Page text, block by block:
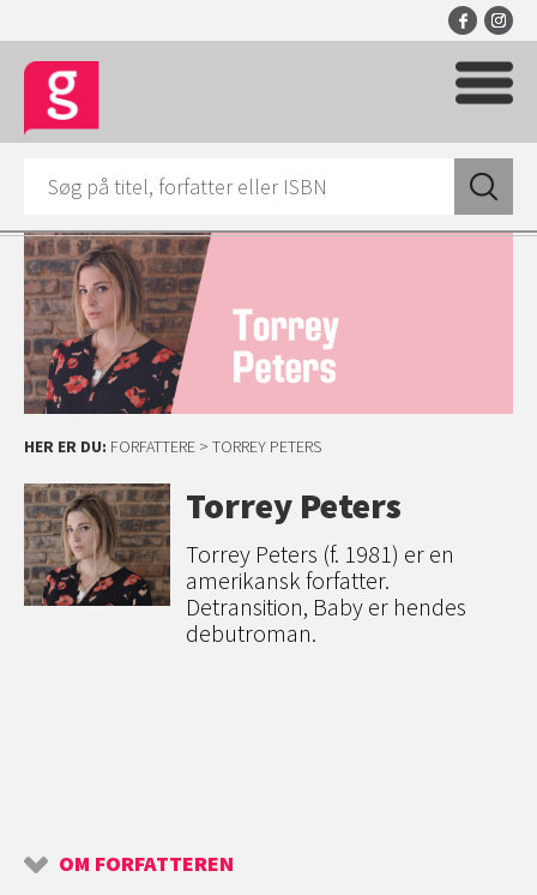
HER ER DU: FORFATTERE > TORREY PETERS
Torrey Peters
Torrey Peters (f. 1981) er en
amerikansk forfatter.
Detransition, Baby er hendes
debutroman.
OM FORFATTEREN